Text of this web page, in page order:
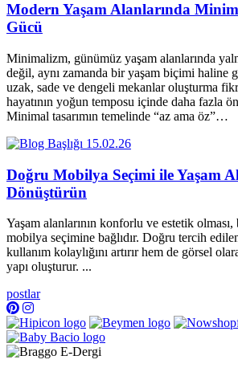
Modern Yaşam Alanlarında
Gücü
Minimalizm, günümüz yaşam alanlarında
değil, aynı zamanda bir yaşam biçimi haline
uzak, sade ve dengeli mekanlar oluşturma
hayatının yoğun temposu içinde daha fazla
Minimal tasarımın temelinde “az ama öz”…
15.02.26
Doğru Mobilya Seçimi ile Yaşam
Dönüştürün
Yaşam alanlarının konforlu ve estetik
mobilya seçimine bağlıdır. Doğru tercih
kullanım kolaylığını artırır hem de görsel
yapı oluşturur. ...
postlar